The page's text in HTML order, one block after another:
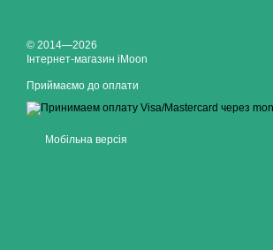
© 2014—2026
Інтернет-магазин iMoon
Приймаємо до оплати
Мобільна версія